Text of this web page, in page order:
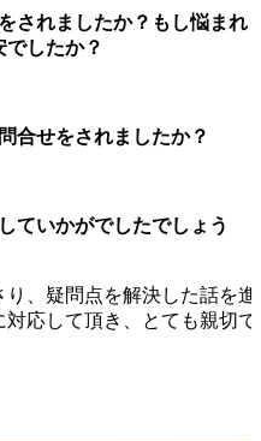
されましたか？もし悩まれ
したか？
合せをされましたか？
ていかがでしたでしょう
、疑問点を解決した話を進
応して頂き、とても親切で